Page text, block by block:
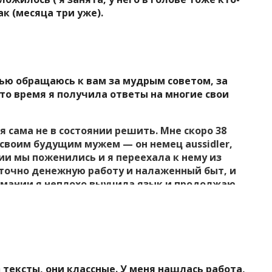
(месяца три уже).
обращаюсь к вам за мудрым советом, за
время я получила ответы на многие свои
сама не в состоянии решить. Мне скоро 38
своим будущим мужем — он немец aussidler,
мы поженились и я переехала к нему из
денежную работу и налаженный быт, и
я неплохо выучила язык и продолжаю
полного освоения своей профессии в
не по специальности: декоратором в
такая: мой муж в свое время вложился
они классные.У меня нашлась работа,